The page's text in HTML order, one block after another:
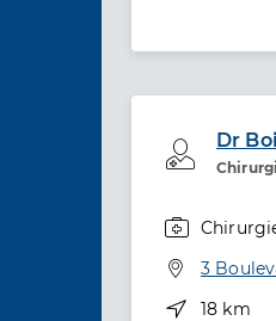
Dr
Adresse
3
Distance
18 km